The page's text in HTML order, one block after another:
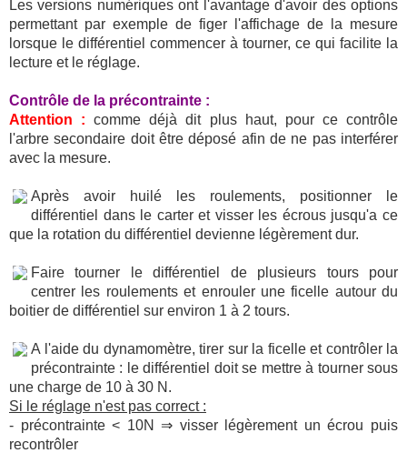
Les versions numériques ont l'avantage d'avoir des options
permettant par exemple de figer l'affichage de la mesure
lorsque le différentiel commencer à tourner, ce qui facilite la
lecture et le réglage.
Contrôle de la précontrainte :
Attention : comme déjà dit plus haut, pour ce contrôle
l'arbre secondaire doit être déposé afin de ne pas interférer
avec la mesure.
Après avoir huilé les roulements, positionner le
différentiel dans le carter et visser les écrous jusqu'a ce
que la rotation du différentiel devienne légèrement dur.
Faire tourner le différentiel de plusieurs tours pour
centrer les roulements et enrouler une ficelle autour du
boitier de différentiel sur environ 1 à 2 tours.
A l'aide du dynamomètre, tirer sur la ficelle et contrôler la
précontrainte : le différentiel doit se mettre à tourner sous
une charge de 10 à 30 N.
Si le réglage n'est pas correct :
- précontrainte < 10N ⇒ visser légèrement un écrou puis
recontrôler